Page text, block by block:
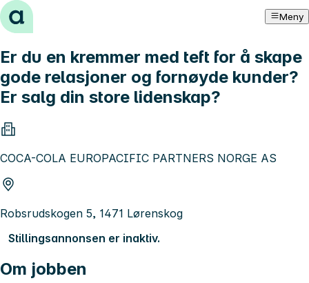
Hopp til innhold Meny
Er du en kremmer med teft for å skape
gode relasjoner og fornøyde kunder?
Er salg din store lidenskap?
COCA-COLA EUROPACIFIC PARTNERS NORGE AS
Robsrudskogen 5, 1471 Lørenskog
Stillingsannonsen er inaktiv.
Om jobben